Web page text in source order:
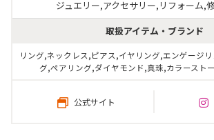
ジュエリー,アクセサリー,リフォーム,
取扱アイテム・ブランド
リング,ネックレス,ピアス,イヤリング,エンゲージ
グ,ペアリング,ダイヤモンド,真珠,カラースト
公式サイト